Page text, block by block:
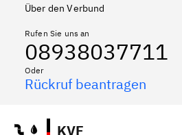
Über den Verbund
Rufen Sie uns an
08938037711
Oder
Rückruf beantragen
KVF